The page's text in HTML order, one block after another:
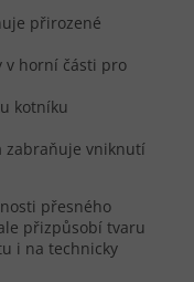
přirozené
v horní části pro
kotníku
zabraňuje vniknutí
přesného
přizpůsobí tvaru
i na technicky